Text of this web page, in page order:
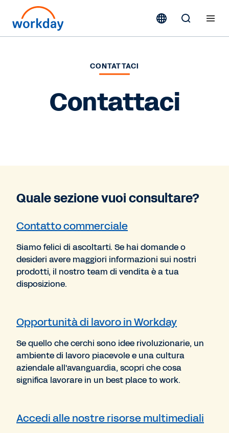
CONTATTACI
Contattaci
Quale sezione vuoi consultare?
Contatto commerciale
Siamo felici di ascoltarti. Se hai domande o
desideri avere maggiori informazioni sui nostri
prodotti, il nostro team di vendita è a tua
disposizione.
Opportunità di lavoro in Workday
Se quello che cerchi sono idee rivoluzionarie, un
ambiente di lavoro piacevole e una cultura
aziendale all'avanguardia, scopri che cosa
significa lavorare in un best place to work.
Accedi alle nostre risorse multimediali